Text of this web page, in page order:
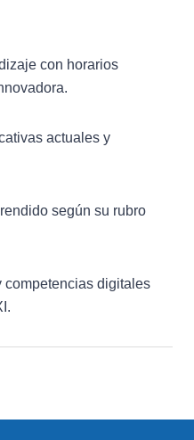
con horarios
actuales y
según su rubro
digitales